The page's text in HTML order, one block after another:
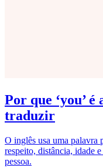
Por que ‘you’
traduzir
O inglês usa uma palavra
respeito, distância, idade
pessoa.